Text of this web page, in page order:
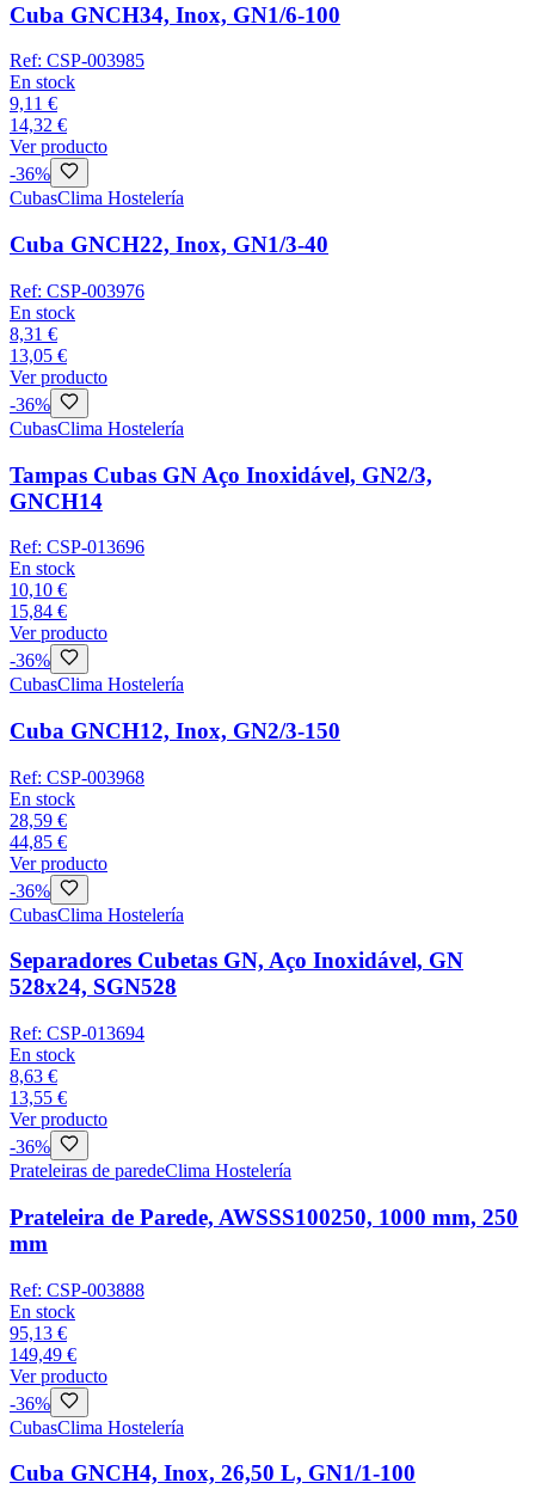
Cuba GNCH34, Inox, GN1/6-100
Ref: CSP-003985
En stock
9,11 €
14,32 €
Ver producto
-36%
CubasClima Hostelería
Cuba GNCH22, Inox, GN1/3-40
Ref: CSP-003976
En stock
8,31 €
13,05 €
Ver producto
-36%
CubasClima Hostelería
Tampas Cubas GN Aço Inoxidável, GN2/3,
GNCH14
Ref: CSP-013696
En stock
10,10 €
15,84 €
Ver producto
-36%
CubasClima Hostelería
Cuba GNCH12, Inox, GN2/3-150
Ref: CSP-003968
En stock
28,59 €
44,85 €
Ver producto
-36%
CubasClima Hostelería
Separadores Cubetas GN, Aço Inoxidável, GN
528x24, SGN528
Ref: CSP-013694
En stock
8,63 €
13,55 €
Ver producto
-36%
Prateleiras de paredeClima Hostelería
Prateleira de Parede, AWSSS100250, 1000 mm, 250
mm
Ref: CSP-003888
En stock
95,13 €
149,49 €
Ver producto
-36%
CubasClima Hostelería
Cuba GNCH4, Inox, 26,50 L, GN1/1-100